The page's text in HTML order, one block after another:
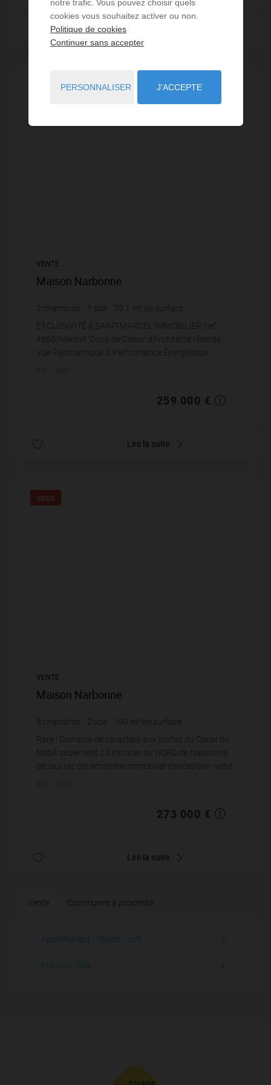
EXCLUSIVITÉ
VENTE
Maison Narbonne
2 chambres sde 79,1
m² de surface
535
m² de terrain 3 274,34 € prix / m²
EXCLUSIVITÉ à SAINT-MARCEL IMMOBILIER (ref
4660)Maison 'Coup de Coeur' d'Architecte récente
Vue Panoramique & Performance Énergétique
259 000 €
Lire la suite
VIDÉO
VENTE
Maison Narbonne
5 chambres 2 sde 190 m² de surface
1 305
Rare ! Domaine de caractère aux portes du Canal du
MidiÀ seulement 23 minutes du NORD de Narbonne,
découvrez cet ensemble immobilier d'exception niché
273 000 €
Lire la suite
Vente Communes à proximité
Appartement - Studio - Loft
Maison - Villa
notre trafic. Vous pouvez choisir quels
cookies vous souhaitez activer ou non.
Politique de cookies
Continuer sans accepter
PERSONNALISER J'ACCEPTE